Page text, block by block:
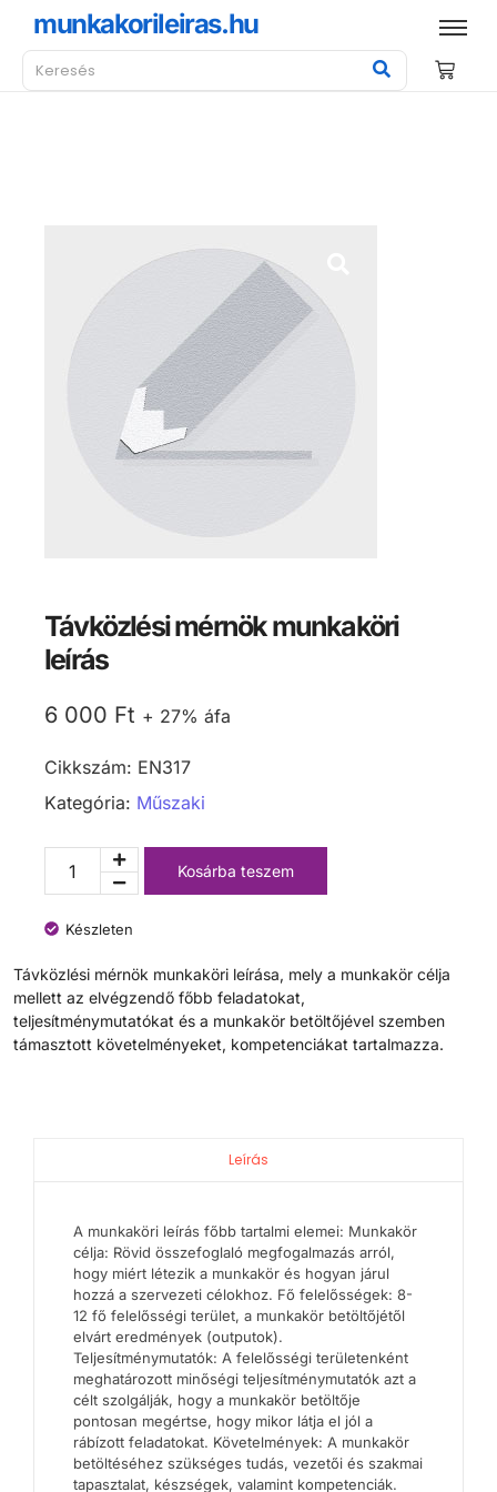
munkakorileiras.hu
Távközlési mérnök munkaköri
leírás
6 000 Ft + 27% áfa
Cikkszám: EN317
Kategória: Műszaki
Kosárba teszem
Készleten
Távközlési mérnök munkaköri leírása, mely a munkakör célja
mellett az elvégzendő főbb feladatokat,
teljesítménymutatókat és a munkakör betöltőjével szemben
támasztott követelményeket, kompetenciákat tartalmazza.
Leírás
A munkaköri leírás főbb tartalmi elemei: Munkakör
célja: Rövid összefoglaló megfogalmazás arról,
hogy miért létezik a munkakör és hogyan járul
hozzá a szervezeti célokhoz. Fő felelősségek: 8-
12 fő felelősségi terület, a munkakör betöltőjétől
elvárt eredmények (outputok).
Teljesítménymutatók: A felelősségi területenként
meghatározott minőségi teljesítménymutatók azt a
célt szolgálják, hogy a munkakör betöltője
pontosan megértse, hogy mikor látja el jól a
rábízott feladatokat. Követelmények: A munkakör
betöltéséhez szükséges tudás, vezetői és szakmai
tapasztalat, készségek, valamint kompetenciák.